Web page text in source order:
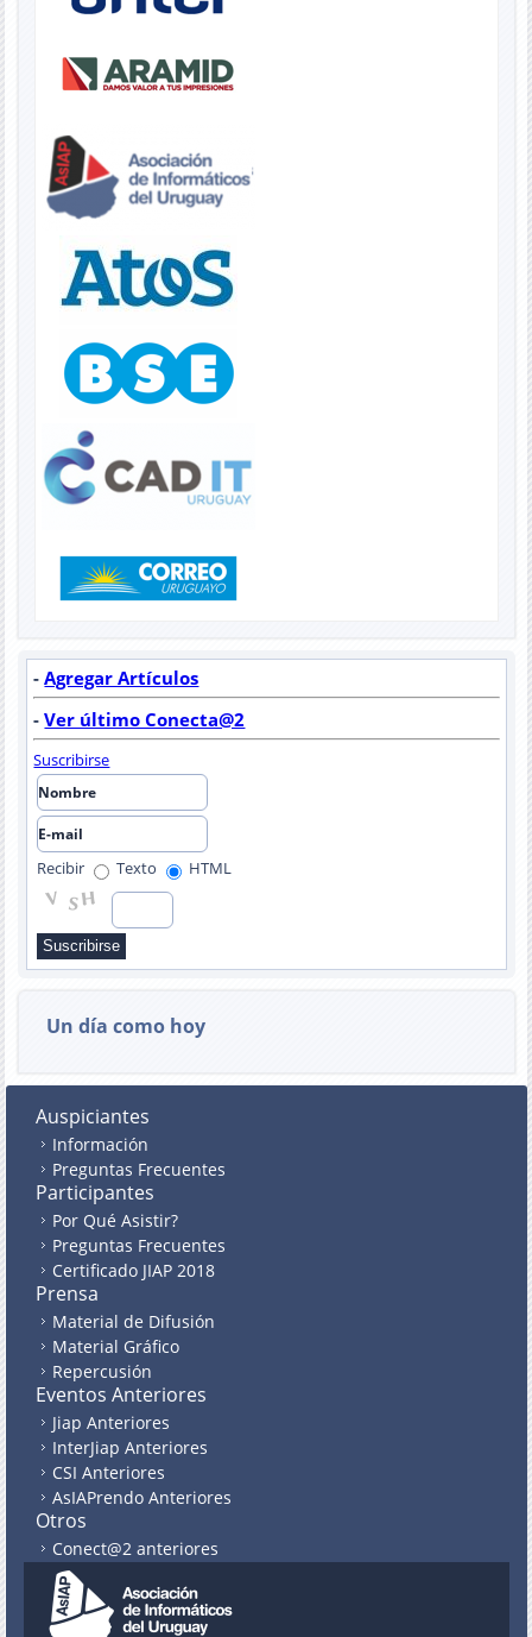
-Agregar Artículos
-Ver último Conecta@2
Suscribirse
Recibir Texto HTML
Un día como hoy
Auspiciantes
Información
Preguntas Frecuentes
Participantes
Por Qué Asistir?
Preguntas Frecuentes
Certificado JIAP 2018
Prensa
Material de Difusión
Material Gráfico
Repercusión
Eventos Anteriores
Jiap Anteriores
InterJiap Anteriores
CSI Anteriores
AsIAPrendo Anteriores
Otros
Conect@2 anteriores